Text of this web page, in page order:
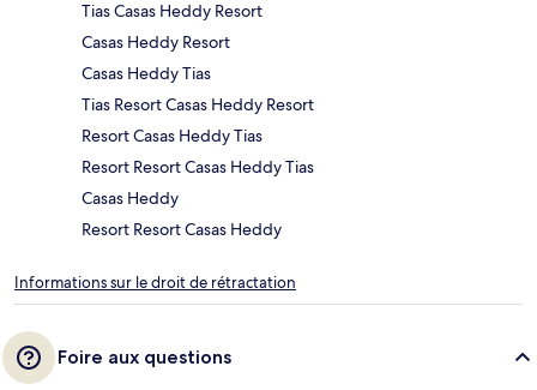
Tias Casas Heddy Resort
Casas Heddy Resort
Casas Heddy Tias
Tias Resort Casas Heddy Resort
Resort Casas Heddy Tias
Resort Resort Casas Heddy Tias
Casas Heddy
Resort Resort Casas Heddy
Informations sur le droit de rétractation
Foire aux questions